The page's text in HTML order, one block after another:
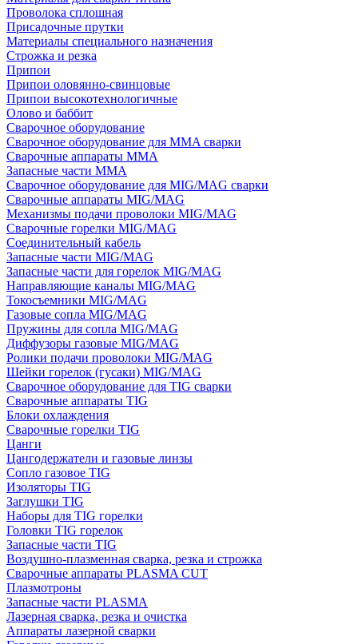
Проволока сплошная
Присадочные прутки
Материалы специального назначения
Строжка и резка
Припои
Припои оловянно-свинцовые
Припои высокотехнологичные
Олово и баббит
Сварочное оборудование
Сварочное оборудование для MMA сварки
Сварочные аппараты MMA
Запасные части MMA
Сварочное оборудование для MIG/MAG сварки
Сварочные аппараты MIG/MAG
Механизмы подачи проволоки MIG/MAG
Сварочные горелки MIG/MAG
Соединительный кабель
Запасные части MIG/MAG
Запасные части для горелок MIG/MAG
Направляющие каналы MIG/MAG
Токосъемники MIG/MAG
Газовые сопла MIG/MAG
Пружины для сопла MIG/MAG
Диффузоры газовые MIG/MAG
Ролики подачи проволоки MIG/MAG
Шейки горелок (гусаки) MIG/MAG
Сварочное оборудование для TIG сварки
Сварочные аппараты TIG
Блоки охлаждения
Сварочные горелки TIG
Цанги
Цангодержатели и газовые линзы
Сопло газовое TIG
Изоляторы TIG
Заглушки TIG
Наборы для TIG горелки
Головки TIG горелок
Запасные части TIG
Воздушно-плазменная сварка, резка и строжка
Сварочные аппараты PLASMA CUT
Плазмотроны
Запасные части PLASMA
Лазерная сварка, резка и очистка
Аппараты лазерной сварки